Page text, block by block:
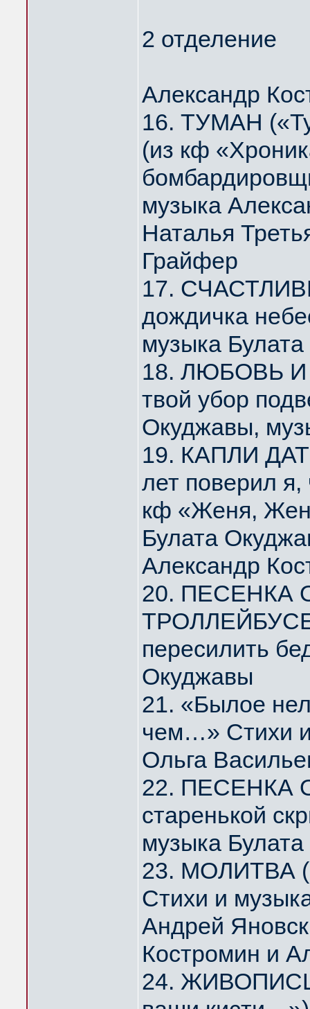
2 отделение
Александр
16. ТУМАН
(из кф
музыка
Наталья
Грайфер
17.
дождичка
музыка
18. ЛЮБОВЬ И
твой убор
Окуджавы,
19. КАПЛИ
лет поверил
кф «Женя,
Булата
Александр
20.
ТРОЛЛЕЙБУСЕ
пересилить
Окуджавы
21. «Былое
чем…» Стихи
Ольга
22. ПЕСЕНКА
старенькой
музыка
23. МОЛИТВА
Стихи и
Андрей
Костромин и
24.